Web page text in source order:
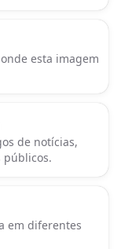
esta imagem
de notícias,
públicos.
em diferentes